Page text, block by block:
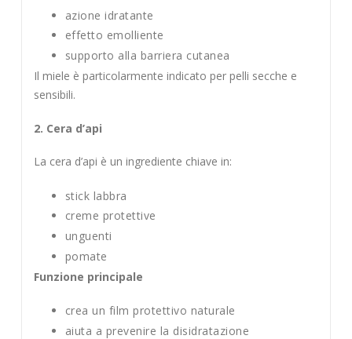
azione idratante
effetto emolliente
supporto alla barriera cutanea
Il miele è particolarmente indicato per pelli secche e
sensibili.
2. Cera d’api
La cera d’api è un ingrediente chiave in:
stick labbra
creme protettive
unguenti
pomate
Funzione principale
crea un film protettivo naturale
aiuta a prevenire la disidratazione